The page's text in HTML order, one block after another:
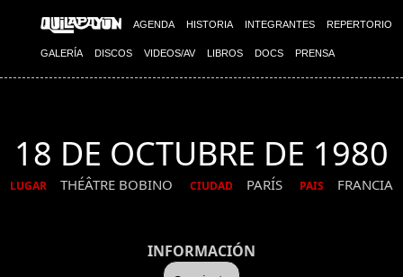
AGENDA HISTORIA INTEGRANTES REPERTORIO
GALERÍA DISCOS VIDEOS/AV LIBROS DOCS PRENSA
18 DE OCTUBRE DE 1980
LUGAR THÉÂTRE BOBINO CIUDAD PARÍS PAIS FRANCIA
INFORMACIÓN